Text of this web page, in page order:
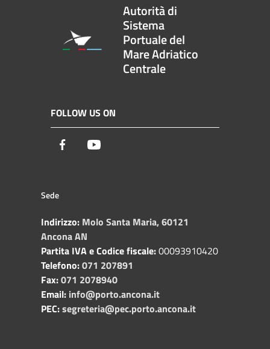
Autorità di
Sistema
Portuale del
Mare Adriatico
Centrale
FOLLOW US ON
Facebook
Sede
Indirizzo: Molo Santa Maria, 60121
Ancona AN
Partita IVA e Codice fiscale:00093910420
Telefono:071 207891
Fax:071 2078940
Email: info@porto.ancona.it
PEC:segreteria@pec.porto.ancona.it